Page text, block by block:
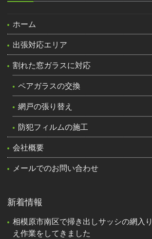
ホーム
出張対応エリア
割れた窓ガラスに対応
ペアガラスの交換
網戸の張り替え
防犯フィルムの施工
会社概要
メールでのお問い合わせ
新着情報
相模原市南区で掃き出しサッシの網入
え作業をしてきました